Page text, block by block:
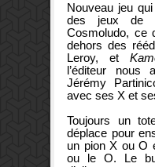
Nouveau jeu
des jeux de
Cosmoludo, ce
dehors des
Leroy, et
l’éditeur nous
Jérémy
avec ses X et
Toujours un
déplace pour
un pion X ou O
ou le O. Le